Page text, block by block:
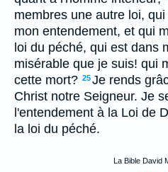
membres une autre loi,
mon entendement, et qui
loi du péché, qui est dans
misérable que je suis! qui
cette mort? 25Je rends
Christ notre Seigneur. Je
l'entendement à la Loi de
la loi du péché.
La Bible David